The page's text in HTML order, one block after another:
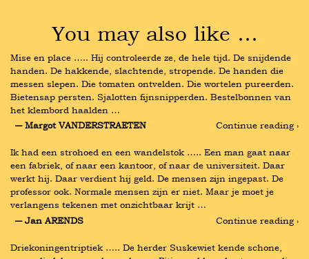
You may also like …
Mise en place ….. Hij controleerde ze, de hele tijd. De snijdende
handen. De hakkende, slachtende, stropende. De handen die
messen slepen. Die tomaten ontvelden. Die wortelen pureerden.
Bietensap persten. Sjalotten fijnsnipperden. Bestelbonnen van
het klembord haalden …
― Margot VANDERSTRAETEN
Continue reading ›
Ik had een strohoed en een wandelstok ….. Een man gaat naar
een fabriek, of naar een kantoor, of naar de universiteit. Daar
werkt hij. Daar verdient hij geld. De mensen zijn ingepast. De
professor ook. Normale mensen zijn er niet. Maar je moet je
verlangens tekenen met onzichtbaar krijt …
― Jan ARENDS
Continue reading ›
Driekoningentriptiek ….. De herder Suskewiet kende schone,